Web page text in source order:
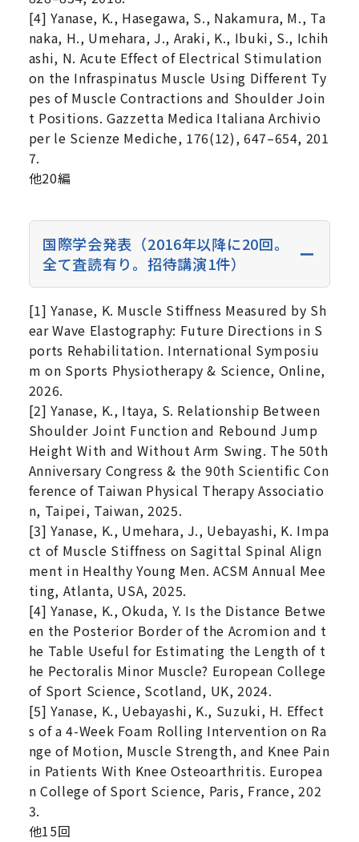
[4] Yanase, K., Hasegawa, S., Nakamura, M., Ta
naka, H., Umehara, J., Araki, K., Ibuki, S., Ichih
ashi, N. Acute Effect of Electrical Stimulation
on the Infraspinatus Muscle Using Different Ty
pes of Muscle Contractions and Shoulder Join
t Positions. Gazzetta Medica Italiana Archivio
per le Scienze Mediche, 176(12), 647–654, 201
7.
他20編
国際学会発表（2016年以降に20回。
全て査読有り。招待講演1件）
[1] Yanase, K. Muscle Stiffness Measured by Sh
ear Wave Elastography: Future Directions in S
ports Rehabilitation. International Symposiu
m on Sports Physiotherapy & Science, Online,
2026.
[2] Yanase, K., Itaya, S. Relationship Between
Shoulder Joint Function and Rebound Jump
Height With and Without Arm Swing. The 50th
Anniversary Congress & the 90th Scientific Con
ference of Taiwan Physical Therapy Associatio
n, Taipei, Taiwan, 2025.
[3] Yanase, K., Umehara, J., Uebayashi, K. Impa
ct of Muscle Stiffness on Sagittal Spinal Align
ment in Healthy Young Men. ACSM Annual Mee
ting, Atlanta, USA, 2025.
[4] Yanase, K., Okuda, Y. Is the Distance Betwe
en the Posterior Border of the Acromion and t
he Table Useful for Estimating the Length of t
he Pectoralis Minor Muscle? European College
of Sport Science, Scotland, UK, 2024.
[5] Yanase, K., Uebayashi, K., Suzuki, H. Effect
s of a 4-Week Foam Rolling Intervention on Ra
nge of Motion, Muscle Strength, and Knee Pain
in Patients With Knee Osteoarthritis. Europea
n College of Sport Science, Paris, France, 202
3.
他15回